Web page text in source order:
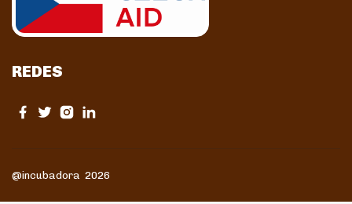
REDES
@incubadora 2026